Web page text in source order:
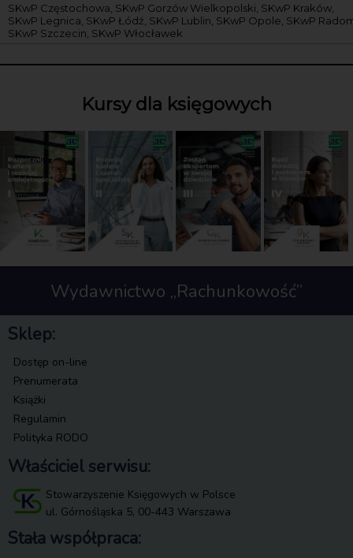
SKwP Częstochowa, SKwP Gorzów Wielkopolski, SKwP Kraków,
SKwP Legnica, SKwP Łódź, SKwP Lublin, SKwP Opole, SKwP
SKwP Szczecin, SKwP Włocławek
Kursy dla księgowych
Wydawnictwo „Rachunkowość”
Sklep:
Dostęp on-line
Prenumerata
Książki
Regulamin
Polityka RODO
Właściciel serwisu:
Stowarzyszenie Księgowych w Polsce
ul. Górnośląska 5, 00-443 Warszawa
Stała współpraca: